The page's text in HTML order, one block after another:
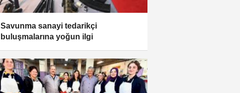
Savunma sanayi tedarikçi
buluşmalarına yoğun ilgi